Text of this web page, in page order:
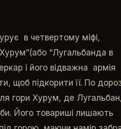
в четвертому міфі,
“Лугальбанда в
і його відважна армія
щоб підкорити її. По
гори Хурум, де
Його товариші лишають